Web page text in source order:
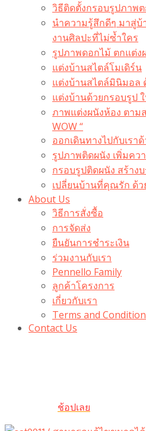
วิธีติดตั้งกรอบรูปภาพ
นำความรู้สึกดีๆ มาสู่
งานศิลปะที่ไม่ซ้ำใคร
รูปภาพดอกไม้ ตกแต่ง
แต่งบ้านสไตล์โมเดิร์น
แต่งบ้านสไตล์มินิมอล
แต่งบ้านด้วยกรอบรูป
ภาพแต่งผนังห้อง ตาม
WOW “
ออกเดินทางไปกับเรา
รูปภาพติดผนัง เพิ่มค
กรอบรูปติดผนัง สร้าง
เปลี่ยนบ้านที่คุณรัก ด้
About Us
วิธีการสั่งซื้อ
การจัดส่ง
ยืนยันการชำระเงิน
ร่วมงานกับเรา
Pennello Family
ลูกค้าโครงการ
เกี่ยวกับเรา
Terms and
Contact Us
ช้อปเลย